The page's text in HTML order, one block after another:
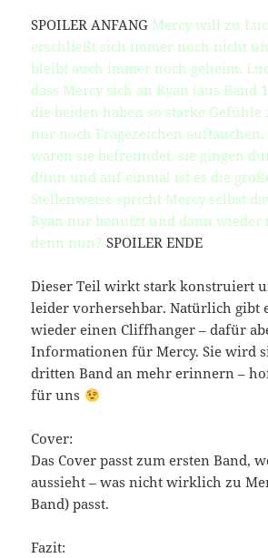
SPOILER ANFANG Mercy will zu
erschließt sich immer noch nicht
bleibt auch immer noch geheim.
dass Mercy sich an Ryan (aus Band
die beiden haben so starke Gefühle
nur noch Fragezeichen
waren sie befreundet, sie gingen
dünn und auf einmal ist es die
Stellenweise spricht Mercy selbst
Ryan nur benutzt und dann wieder
denn nun? SPOILER ENDE
Dieser Teil wirkt stark konstruiert
leider vorhersehbar. Natürlich gibt
wieder einen Cliffhanger – dafür
Informationen für Mercy. Sie wird
dritten Band an mehr erinnern –
für uns
Cover:
Das Cover passt zum ersten Band,
aussieht – was nicht wirklich zu
Band) passt.
Fazit: